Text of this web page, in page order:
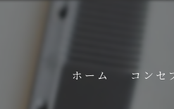
ホーム コンセ